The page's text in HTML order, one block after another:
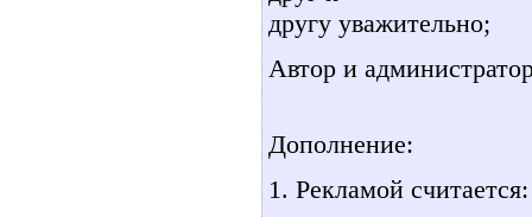
другу уважительно;
Автор и
Дополнение:
1. Рекламой считается: